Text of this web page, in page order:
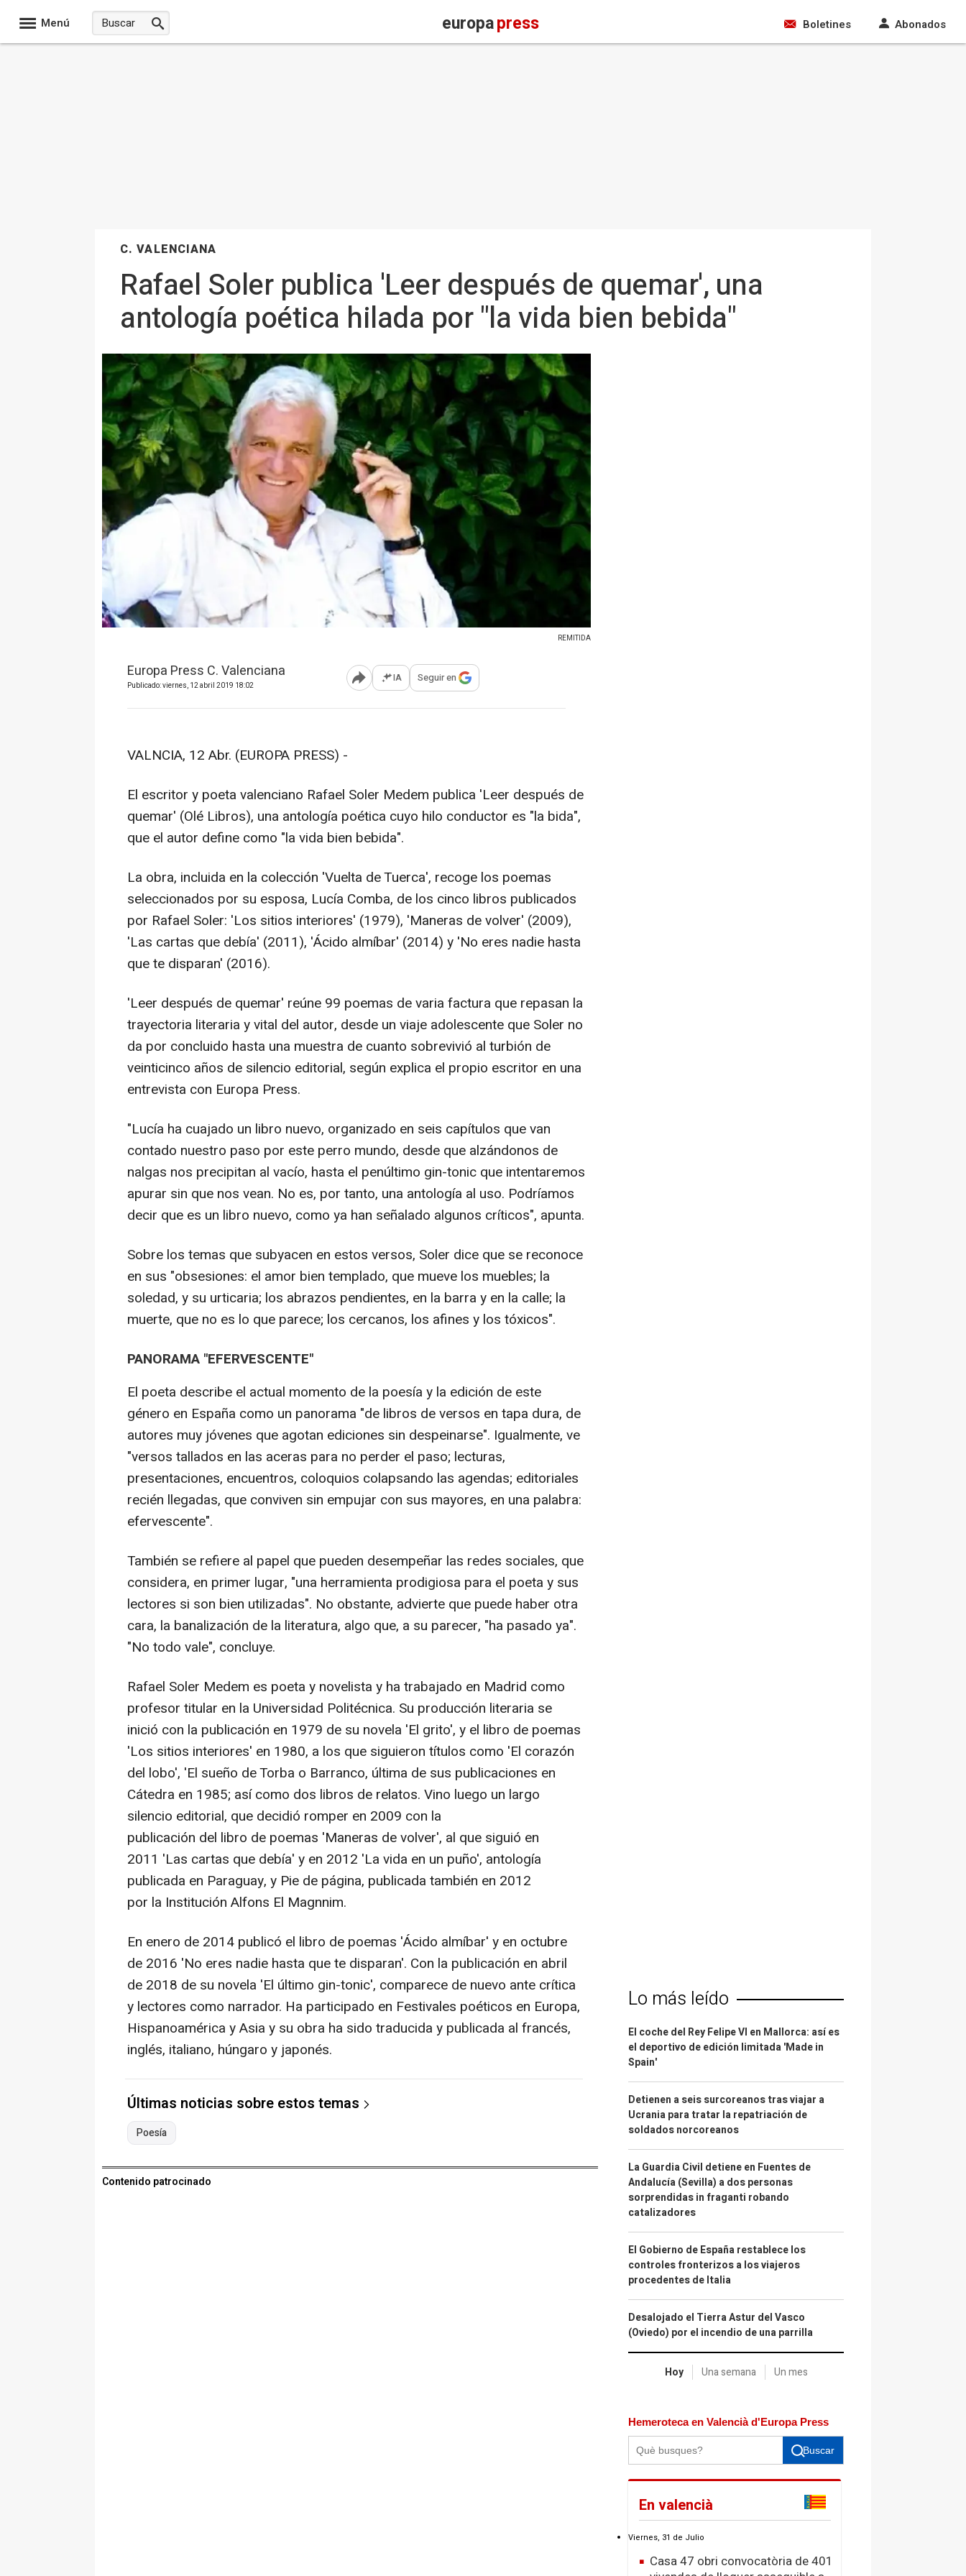
Menú europapress Boletines Abonados
C. VALENCIANA
Rafael Soler publica 'Leer después de quemar', una
antología poética hilada por "la vida bien bebida"
REMITIDA
Europa Press C. Valenciana
Publicado: viernes, 12 abril 2019 18:02 Abrir opciones para compartir
IA Seguir en
VALNCIA, 12 Abr. (EUROPA PRESS) -
El escritor y poeta valenciano Rafael Soler Medem publica 'Leer después de
quemar' (Olé Libros), una antología poética cuyo hilo conductor es "la bida",
que el autor define como "la vida bien bebida".
La obra, incluida en la colección 'Vuelta de Tuerca', recoge los poemas
seleccionados por su esposa, Lucía Comba, de los cinco libros publicados
por Rafael Soler: 'Los sitios interiores' (1979), 'Maneras de volver' (2009),
'Las cartas que debía' (2011), 'Ácido almíbar' (2014) y 'No eres nadie hasta
que te disparan' (2016).
'Leer después de quemar' reúne 99 poemas de varia factura que repasan la
trayectoria literaria y vital del autor, desde un viaje adolescente que Soler no
da por concluido hasta una muestra de cuanto sobrevivió al turbión de
veinticinco años de silencio editorial, según explica el propio escritor en una
entrevista con Europa Press.
"Lucía ha cuajado un libro nuevo, organizado en seis capítulos que van
contado nuestro paso por este perro mundo, desde que alzándonos de
nalgas nos precipitan al vacío, hasta el penúltimo gin-tonic que intentaremos
apurar sin que nos vean. No es, por tanto, una antología al uso. Podríamos
decir que es un libro nuevo, como ya han señalado algunos críticos", apunta.
Sobre los temas que subyacen en estos versos, Soler dice que se reconoce
en sus "obsesiones: el amor bien templado, que mueve los muebles; la
soledad, y su urticaria; los abrazos pendientes, en la barra y en la calle; la
muerte, que no es lo que parece; los cercanos, los afines y los tóxicos".
PANORAMA "EFERVESCENTE"
El poeta describe el actual momento de la poesía y la edición de este
género en España como un panorama "de libros de versos en tapa dura, de
autores muy jóvenes que agotan ediciones sin despeinarse". Igualmente, ve
"versos tallados en las aceras para no perder el paso; lecturas,
presentaciones, encuentros, coloquios colapsando las agendas; editoriales
recién llegadas, que conviven sin empujar con sus mayores, en una palabra:
efervescente".
También se refiere al papel que pueden desempeñar las redes sociales, que
considera, en primer lugar, "una herramienta prodigiosa para el poeta y sus
lectores si son bien utilizadas". No obstante, advierte que puede haber otra
cara, la banalización de la literatura, algo que, a su parecer, "ha pasado ya".
"No todo vale", concluye.
Rafael Soler Medem es poeta y novelista y ha trabajado en Madrid como
profesor titular en la Universidad Politécnica. Su producción literaria se
inició con la publicación en 1979 de su novela 'El grito', y el libro de poemas
'Los sitios interiores' en 1980, a los que siguieron títulos como 'El corazón
del lobo', 'El sueño de Torba o Barranco, última de sus publicaciones en
Cátedra en 1985; así como dos libros de relatos. Vino luego un largo
silencio editorial, que decidió romper en 2009 con la
publicación del libro de poemas 'Maneras de volver', al que siguió en
2011 'Las cartas que debía' y en 2012 'La vida en un puño', antología
publicada en Paraguay, y Pie de página, publicada también en 2012
por la Institución Alfons El Magnnim.
En enero de 2014 publicó el libro de poemas 'Ácido almíbar' y en octubre
de 2016 'No eres nadie hasta que te disparan'. Con la publicación en abril
de 2018 de su novela 'El último gin-tonic', comparece de nuevo ante crítica
y lectores como narrador. Ha participado en Festivales poéticos en Europa,
Hispanoamérica y Asia y su obra ha sido traducida y publicada al francés,
inglés, italiano, húngaro y japonés.
Últimas noticias sobre estos temas
Poesía
Contenido patrocinado
Lo más leído
El coche del Rey Felipe VI en Mallorca: así es
el deportivo de edición limitada 'Made in
Spain'
Detienen a seis surcoreanos tras viajar a
Ucrania para tratar la repatriación de
soldados norcoreanos
La Guardia Civil detiene en Fuentes de
Andalucía (Sevilla) a dos personas
sorprendidas in fraganti robando
catalizadores
El Gobierno de España restablece los
controles fronterizos a los viajeros
procedentes de Italia
Desalojado el Tierra Astur del Vasco
(Oviedo) por el incendio de una parrilla
Hoy Una semana Un mes
Hemeroteca en Valencià d'Europa Press
Buscar
En valencià
Viernes, 31 de Julio
Casa 47 obri convocatòria de 401